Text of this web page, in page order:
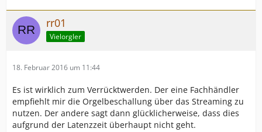
rr01
Vielorgler
18. Februar 2016 um 11:44
Es ist wirklich zum Verrücktwerden. Der eine Fachhändler
empfiehlt mir die Orgelbeschallung über das Streaming zu
nutzen. Der andere sagt dann glücklicherweise, dass dies
aufgrund der Latenzzeit überhaupt nicht geht.